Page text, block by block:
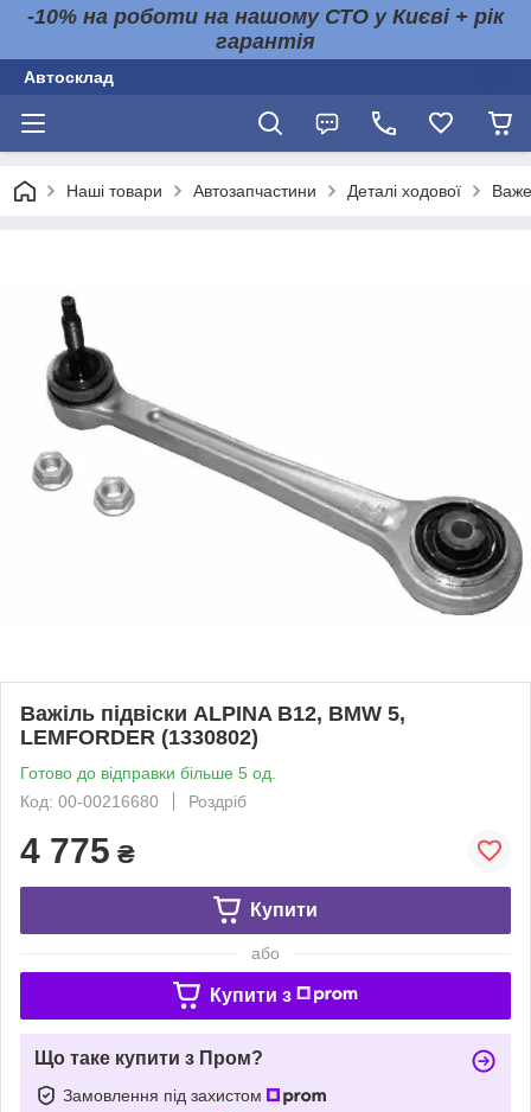
-10% на роботи на нашому СТО у Києві + рік
гарантія
Автосклад
Наші товари Автозапчастини Деталі ходової
Важіль підвіски ALPINA B12, BMW 5,
LEMFORDER (1330802)
Готово до відправки більше 5 од.
Код: 00-00216680
Роздріб
4 775 ₴
Купити
або
Купити з
Що таке купити з Пром?
Замовлення під захистом